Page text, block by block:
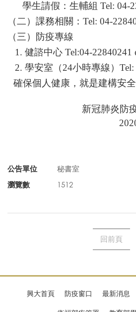
學生請假：生輔組 Tel: 04-
（二）課務相關：Tel: 04-
（三）防疫專線
1. 健諮中心 Tel:04-22840241
2. 學安室（24小時專線）Tel:
確保個人健康，就是建構安全
新冠肺炎防疫應變
2020/3/
公告單位
秘書室
瀏覽數
1512
回前頁
興大首頁 防疫窗口 最新消息